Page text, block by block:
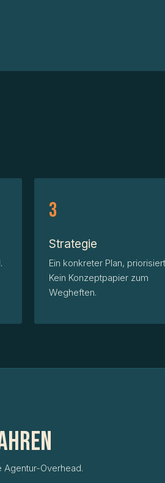
Strategie
Ein konkreter Plan,
Kein Konzeptpapier zum
Wegheften.
Overhead.